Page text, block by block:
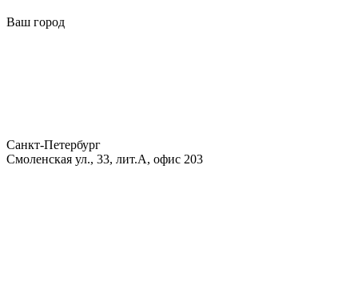
Ваш город
Санкт-Петербург
Смоленская ул., 33, лит.А, офис 203